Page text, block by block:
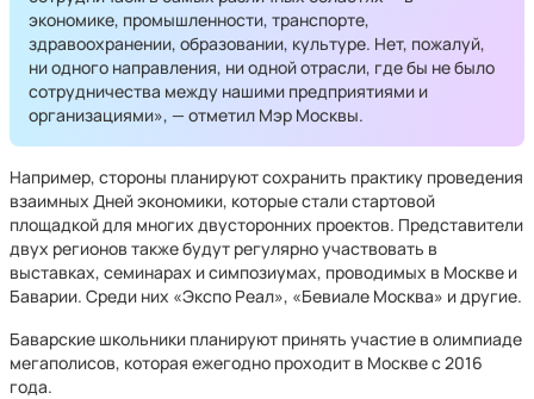
экономике, промышленности, транспорте,
здравоохранении, образовании, культуре. Нет, пожалуй,
ни одного направления, ни одной отрасли, где бы не было
сотрудничества между нашими предприятиями и
организациями», — отметил Мэр Москвы.
Например, стороны планируют сохранить практику проведения
взаимных Дней экономики, которые стали стартовой
площадкой для многих двусторонних проектов. Представители
двух регионов также будут регулярно участвовать в
выставках, семинарах и симпозиумах, проводимых в Москве и
Баварии. Среди них «Экспо Реал», «Бевиале Москва» и другие.
Баварские школьники планируют принять участие в олимпиаде
мегаполисов, которая ежегодно проходит в Москве с 2016
года.